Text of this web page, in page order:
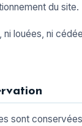
du site.
ni louées, ni
sont